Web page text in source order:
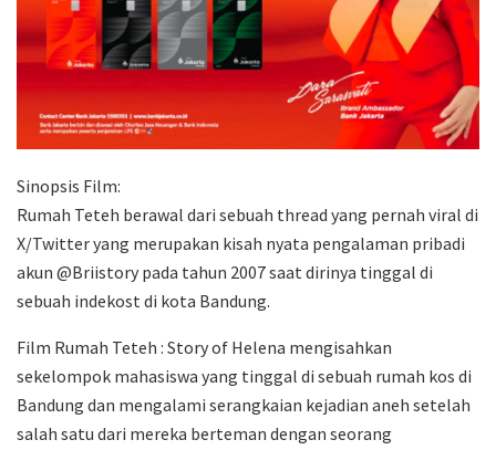
Sinopsis Film:
Rumah Teteh berawal dari sebuah thread yang pernah viral di
X/Twitter yang merupakan kisah nyata pengalaman pribadi
akun @Briistory pada tahun 2007 saat dirinya tinggal di
sebuah indekost di kota Bandung.
Film Rumah Teteh : Story of Helena mengisahkan
sekelompok mahasiswa yang tinggal di sebuah rumah kos di
Bandung dan mengalami serangkaian kejadian aneh setelah
salah satu dari mereka berteman dengan seorang